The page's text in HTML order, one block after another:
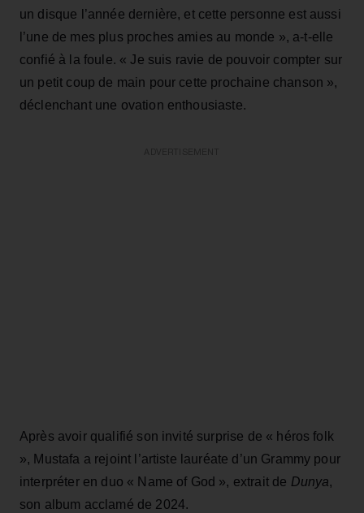
un disque l’année dernière, et cette personne est aussi
l’une de mes plus proches amies au monde », a-t-elle
confié à la foule. « Je suis ravie de pouvoir compter sur
un petit coup de main pour cette prochaine chanson »,
déclenchant une ovation enthousiaste.
Après avoir qualifié son invité surprise de « héros folk
», Mustafa a rejoint l’artiste lauréate d’un Grammy pour
interpréter en duo « Name of God », extrait de Dunya,
son album acclamé de 2024.